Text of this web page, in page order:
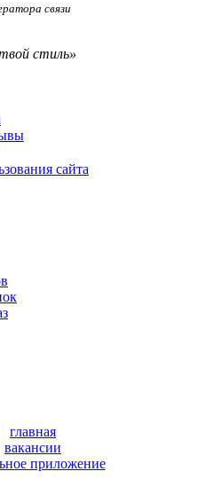
связи
стиль»
сайта
главная
вакансии
приложение